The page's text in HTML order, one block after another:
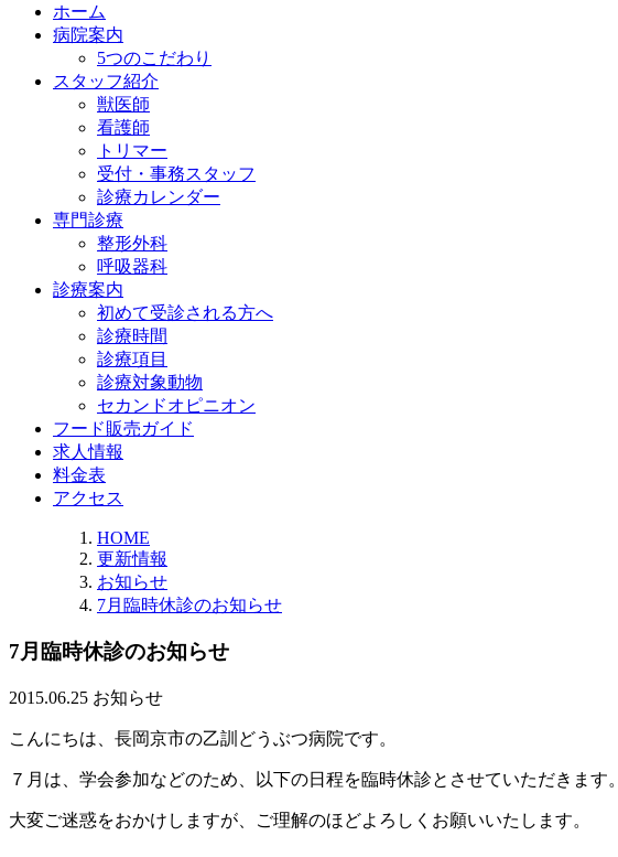
ホーム
病院案内
5つのこだわり
スタッフ紹介
獣医師
看護師
トリマー
受付・事務スタッフ
診療カレンダー
専門診療
整形外科
呼吸器科
診療案内
初めて受診される方へ
診療時間
診療項目
診療対象動物
セカンドオピニオン
フード販売ガイド
求人情報
料金表
アクセス
HOME
更新情報
お知らせ
7月臨時休診のお知らせ
7月臨時休診のお知らせ
2015.06.25 お知らせ
こんにちは、長岡京市の乙訓どうぶつ病院です。
７月は、学会参加などのため、以下の日程を臨時休診とさせていただきます。
大変ご迷惑をおかけしますが、ご理解のほどよろしくお願いいたします。